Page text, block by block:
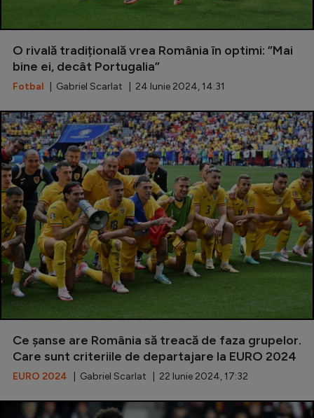
O rivală tradițională vrea România în optimi: ”Mai
bine ei, decât Portugalia”
Fotbal | Gabriel Scarlat | 24 Iunie 2024, 14:31
Ce șanse are România să treacă de faza grupelor.
Care sunt criteriile de departajare la EURO 2024
EURO 2024 | Gabriel Scarlat | 22 Iunie 2024, 17:32